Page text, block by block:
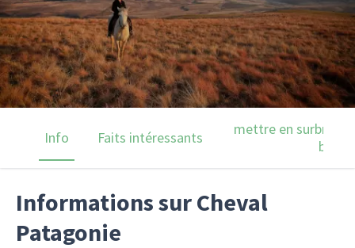
Info Faits intéressants
mettre en
barre
Informations sur Cheval
Patagonie